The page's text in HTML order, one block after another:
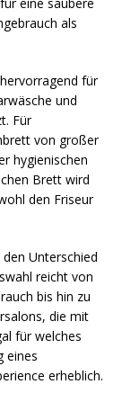
als
für
und
Für
von großer
hygienischen
Brett wird
den Friseur
Unterschied
reicht von
bis hin zu
die mit
für welches
eines
erheblich.